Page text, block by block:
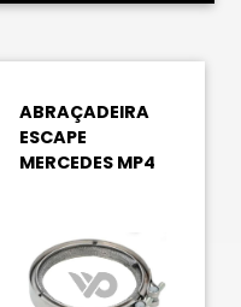
ABRAÇADEIRA
ESCAPE
MERCEDES MP4